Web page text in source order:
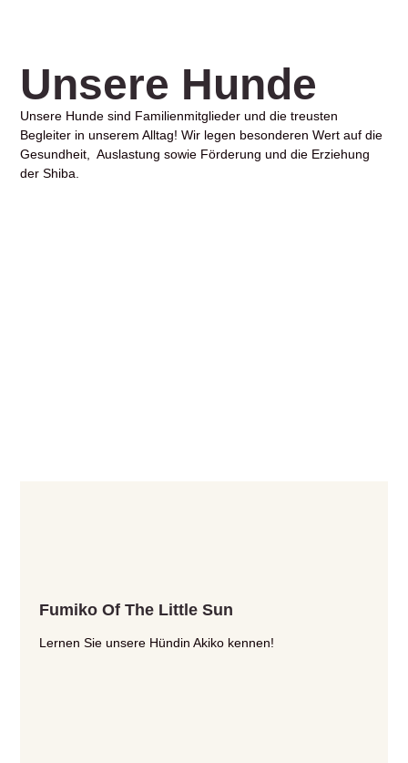
Unsere Hunde
Unsere Hunde sind Familienmitglieder und die treusten
Begleiter in unserem Alltag! Wir legen besonderen Wert auf die
Gesundheit, Auslastung sowie Förderung und die Erziehung
der Shiba.
Fumiko Of The Little Sun
Lernen Sie unsere Hündin Akiko kennen!